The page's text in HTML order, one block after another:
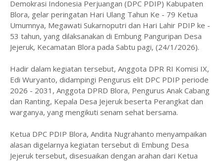
Demokrasi Indonesia Perjuangan (DPC PDIP) Kabupaten
Blora, gelar peringatan Hari Ulang Tahun Ke - 79 Ketua
Umumnya, Megawati Sukarnoputri dan Hari Lahir PDIP ke -
53 tahun, yang dilaksanakan di Embung Panguripan Desa
Jejeruk, Kecamatan Blora pada Sabtu pagi, (24/1/2026).
Hadir dalam kegiatan tersebut, Anggota DPR RI Komisi IX,
Edi Wuryanto, didampingi Pengurus elit DPC PDIP periode
2026 - 2031, Anggota DPRD Blora, Pengurus Anak Cabang
dan Ranting, Kepala Desa Jejeruk beserta Perangkat dan
warganya, yang mengikuti senam sehat bersama.
Ketua DPC PDIP Blora, Andita Nugrahanto menyampaikan
alasan digelarnya kegiatan tersebut di Embung Desa
Jejeruk tersebut, disesuaikan dengan arahan dari Ketua